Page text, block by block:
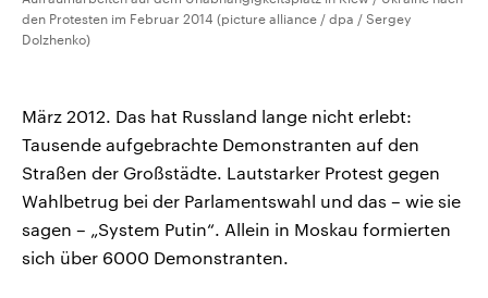
den Protesten im Februar 2014 (picture alliance / dpa / Sergey
Dolzhenko)
März 2012. Das hat Russland lange nicht erlebt:
Tausende aufgebrachte Demonstranten auf den
Straßen der Großstädte. Lautstarker Protest gegen
Wahlbetrug bei der Parlamentswahl und das – wie sie
sagen – „System Putin“. Allein in Moskau formierten
sich über 6000 Demonstranten.